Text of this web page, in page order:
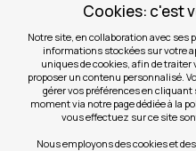
Cookies: c'est
Notre site, en collaboration avec ses
informations stockées sur votre
uniques de cookies, afin de
proposer un contenu personnalisé.
gérer vos préférences en
moment via notre page dédiée à la
vous effectuez sur ce site
Nous employons des cookies et
S'INSCRIRE AUX OFFRES
Inscription
notre
newsletter